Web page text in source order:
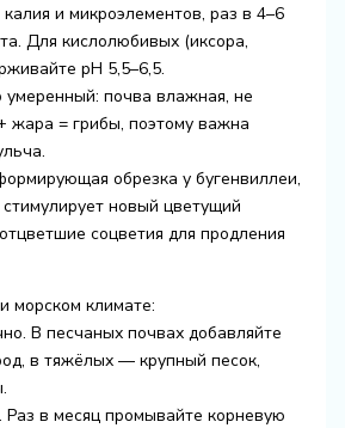
и микроэлементов, раз в 4–6
Для кислолюбивых (иксора,
pH 5,5–6,5.
почва влажная, не
жара = грибы, поэтому важна
обрезка у бугенвиллеи,
стимулирует новый цветущий
соцветия для продления
морском климате:
В песчаных почвах добавляйте
в тяжёлых — крупный песок,
Раз в месяц промывайте корневую